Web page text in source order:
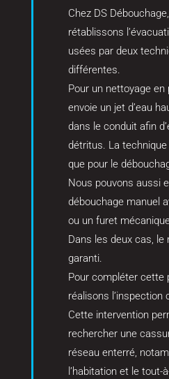
Chez DS
rétablissons
usées par deux
différentes.
Pour un nettoyage en
envoie un jet d’eau
dans le conduit afin
détritus. La
que pour le
Nous pouvons aussi
débouchage manuel
ou un furet
Dans les deux cas,
garanti.
Pour compléter cette
réalisons l’inspection
Cette intervention
rechercher une
réseau enterré,
l’habitation et le tout-